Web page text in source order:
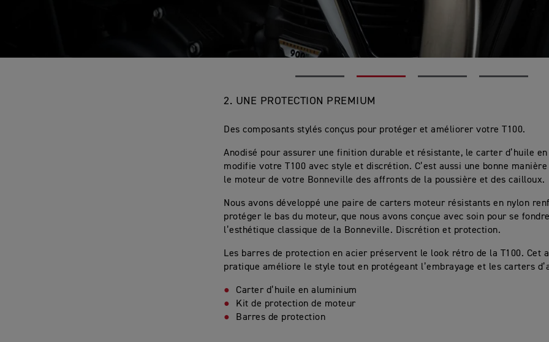
2. UNE PROTECTION PREMIUM
Des composants stylés conçus pour protéger et améliorer votre T100.
Anodisé pour assurer une finition durable et résistante, le carter d’huile
modifie votre T100 avec style et discrétion. C’est aussi une bonne
le moteur de votre Bonneville des affronts de la poussière et des cailloux.
Nous avons développé une paire de carters moteur résistants en nylon
protéger le bas du moteur, que nous avons conçue avec soin pour se
l’esthétique classique de la Bonneville. Discrétion et protection.
Les barres de protection en acier préservent le look rétro de la T100. Cet
pratique améliore le style tout en protégeant l’embrayage et les carters
Carter d’huile en aluminium
Kit de protection de moteur
Barres de protection